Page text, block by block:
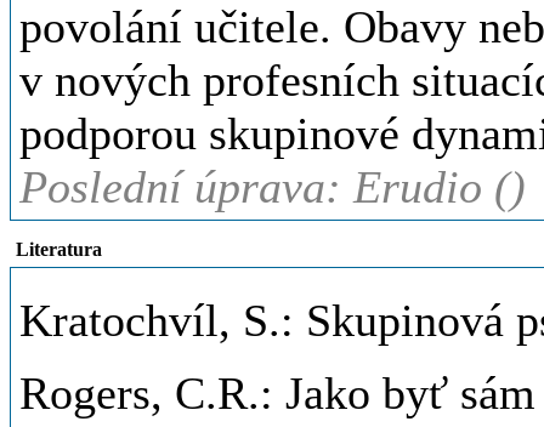
povolání učitele. Obavy
v nových profesních
podporou skupinové
Poslední úprava: Erudio ()
Literatura
Kratochvíl, S.: Skupinová
Rogers, C.R.: Jako byť